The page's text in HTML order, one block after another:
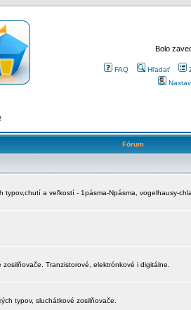
Bolo
FAQ Hľadať
Fórum
typov,chutí a veľkostí - 1pásma-Npásma, vogelhausy-
Tranzistorové, elektrónkové i digitálne.
typov, sluchátkové zosilňovače.